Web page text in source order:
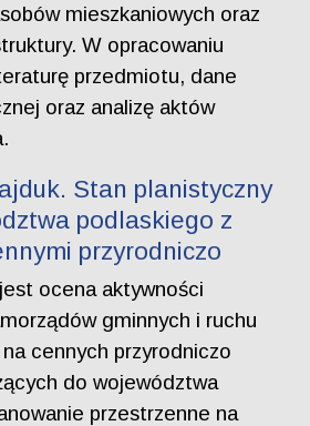
mieszkaniowych oraz
W opracowaniu
przedmiotu, dane
oraz analizę aktów
Stan planistyczny
podlaskiego z
przyrodniczo
ocena aktywności
gminnych i ruchu
cennych przyrodniczo
do województwa
przestrzenne na